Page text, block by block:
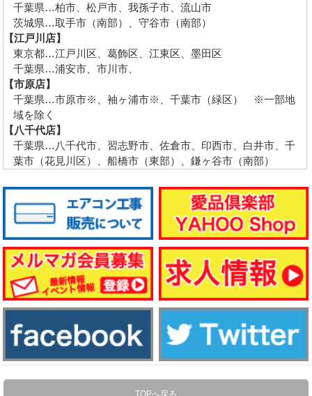
千葉県…柏市、松戸市、我孫子市、流山市
茨城県…取手市（南部）、守谷市（南部）
【江戸川店】
東京都…江戸川区、葛飾区、江東区、墨田区
千葉県…浦安市、市川市、
【市原店】
千葉県…市原市※、袖ヶ浦市※、千葉市（緑区） ※一部地
域を除く
【八千代店】
千葉県…八千代市、習志野市、佐倉市、印西市、白井市、千
葉市（花見川区）、船橋市（東部）、鎌ヶ谷市（南部）
TOPへ戻る